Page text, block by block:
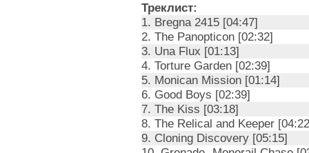
Треклист:
1. Bregna 2415 [04:47]
2. The Panopticon [02:32]
3. Una Flux [01:13]
4. Torture Garden [02:39]
5. Monican Mission [01:14]
6. Good Boys [02:39]
7. The Kiss [03:18]
8. The Relical and Keeper
9. Cloning Discovery [05:15]